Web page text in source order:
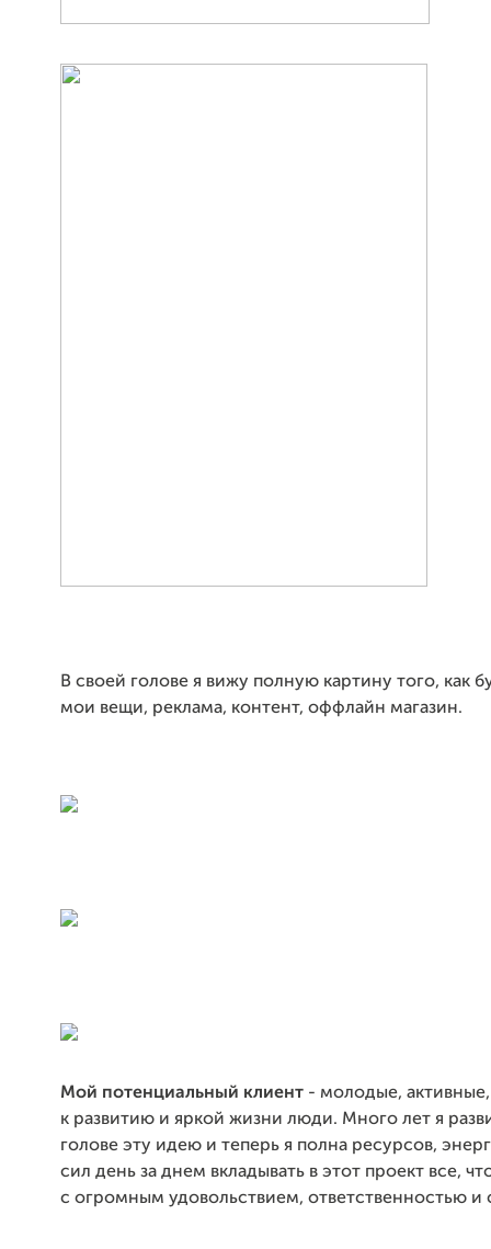
В своей голове я вижу полную картину того, как
мои вещи, реклама, контент, оффлайн магазин.
Мой потенциальный клиент - молодые,
к развитию и яркой жизни люди. Много лет я
голове эту идею и теперь я полна ресурсов,
сил день за днем вкладывать в этот проект все,
с огромным удовольствием, ответственностью и